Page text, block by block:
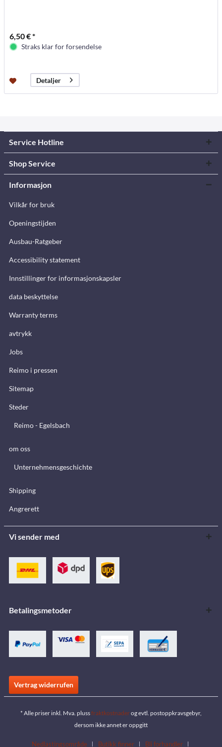
6,50 € *
Straks klar for forsendelse
Detaljer
Service Hotline
Shop Service
Informasjon
Vilkår for bruk
Openingstijden
Ausbau-Ratgeber
Accessibility statement
Innstillinger for informasjonskapsler
data beskyttelse
Warranty terms
avtrykk
Jobs
Reimo i pressen
Sitemap
Steder
Reimo - Egelsbach
om oss
Unternehmensgeschichte
Shipping
Angrerett
Vi sender med
Betalingsmetoder
Vertrag widerrufen
* Alle priser inkl. Mva. plussfraktkostnaderog evtl. postoppkravsgebyr,
dersom ikke annet er oppgitt
Nedlastingsområde Butikk finner Bli forhandler